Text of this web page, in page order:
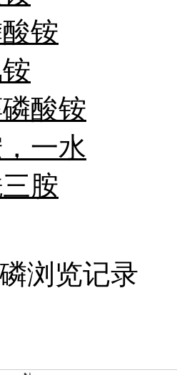
铵
酸铵
一水
胺
浏览记录